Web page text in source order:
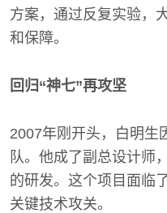
方案，通过反复实验，
和保障。
回归“神七”再攻坚
2007年刚开头，白明生
队。他成了副总设计师
的研发。这个项目面临
关键技术攻关。